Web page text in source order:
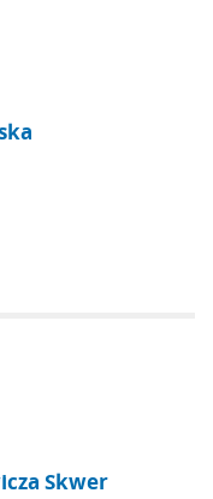
Skwer